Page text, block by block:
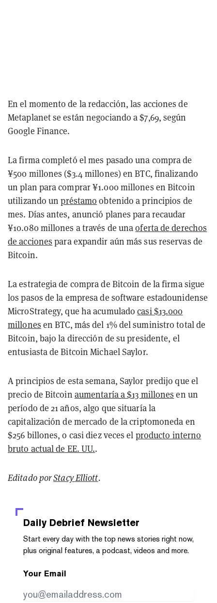
En el momento de la redacción, las acciones de
Metaplanet se están negociando a $7,69, según
Google Finance.
La firma completó el mes pasado una compra de
¥500 millones ($3.4 millones) en BTC, finalizando
un plan para comprar ¥1.000 millones en Bitcoin
utilizando unpréstamo obtenido a principios de
mes. Días antes, anunció planes pararecaudar
¥10.080 millones a través de unaoferta de derechos
de acciones para expandir aún más sus reservas de
Bitcoin.
La estrategia de compra de Bitcoin de la firma sigue
los pasos de la empresa de software estadounidense
MicroStrategy, que ha acumuladocasi $13.000
millones en BTC, más del 1% del suministro total de
Bitcoin, bajo la dirección de su presidente, el
entusiasta de Bitcoin Michael Saylor.
A principios de esta semana, Saylor predijo que el
precio de Bitcoin aumentaría a $13 millones en un
período de 21 años, algo que situaría la
capitalización de mercado de la criptomoneda en
$256 billones, o casi diez veces el producto interno
bruto actual de EE. UU..
Editado porStacy Elliott.
Daily Debrief Newsletter
Start every day with the top news stories right now,
plus original features, a podcast, videos and more.
Your Email